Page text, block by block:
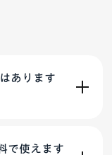
あります
で使えます